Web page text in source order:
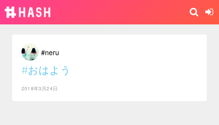
#neru
#おはよう
2018年3月24日